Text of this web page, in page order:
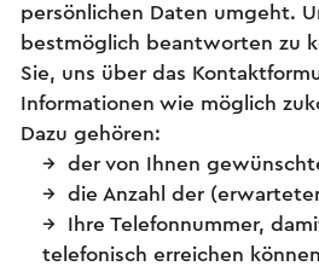
persönlichen Daten umgeht.
bestmöglich beantworten zu
Sie, uns über das
Informationen wie möglich
Dazu gehören:
der von Ihnen
die Anzahl der
Ihre Telefonnummer,
telefonisch erreichen können